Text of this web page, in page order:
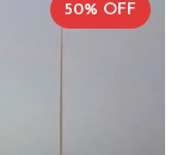
50% OFF